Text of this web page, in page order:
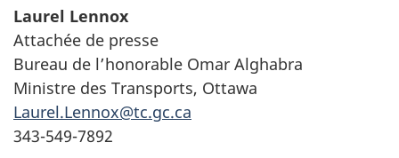
Laurel Lennox
Attachée de presse
Bureau de l’honorable Omar Alghabra
Ministre des Transports, Ottawa
Laurel.Lennox@tc.gc.ca
343-549-7892